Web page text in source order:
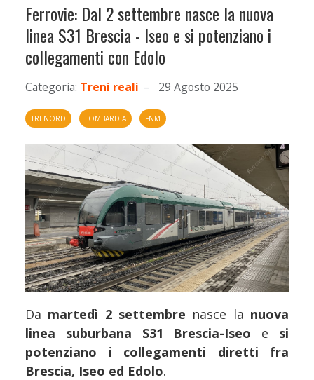
Ferrovie: Dal 2 settembre nasce la nuova
linea S31 Brescia - Iseo e si potenziano i
collegamenti con Edolo
Categoria: Treni reali 29 Agosto 2025
TRENORD LOMBARDIA FNM
Da martedì 2 settembre nasce la nuova
linea suburbana S31 Brescia-Iseo e si
potenziano i collegamenti diretti fra
Brescia, Iseo ed Edolo.